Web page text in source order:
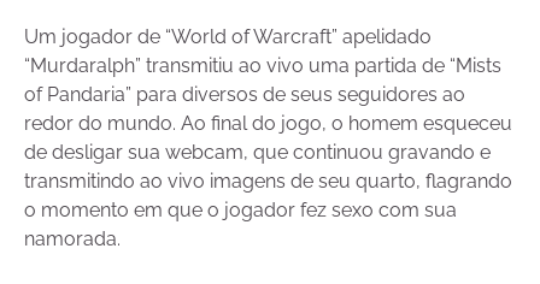
Um jogador de “World of Warcraft” apelidado
“Murdaralph” transmitiu ao vivo uma partida de “Mists
of Pandaria” para diversos de seus seguidores ao
redor do mundo. Ao final do jogo, o homem esqueceu
de desligar sua webcam, que continuou gravando e
transmitindo ao vivo imagens de seu quarto, flagrando
o momento em que o jogador fez sexo com sua
namorada.